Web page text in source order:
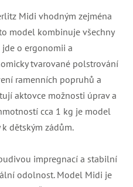
Midi vhodným zejména
model kombinuje všechny
o ergonomii a
tvarované polstrování
ramenních popruhů a
aktovce možnosti úprav a
cca 1 kg je model
dětským zádům.
impregnací a stabilní
odolnost. Model Midi je